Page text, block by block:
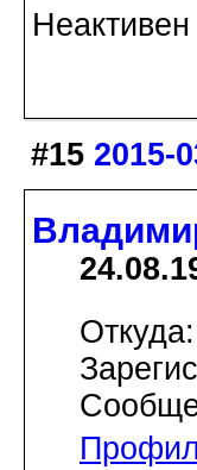
Неактивен
#15 2015-